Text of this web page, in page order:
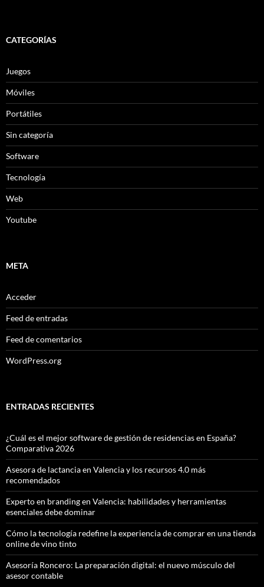
CATEGORÍAS
Juegos
Móviles
Portátiles
Sin categoría
Software
Tecnología
Web
Youtube
META
Acceder
Feed de entradas
Feed de comentarios
WordPress.org
ENTRADAS RECIENTES
¿Cuál es el mejor software de gestión de residencias en España?
Comparativa 2026
Asesora de lactancia en Valencia y los recursos 4.0 más
recomendados
Experto en branding en Valencia: habilidades y herramientas
esenciales debe dominar
Cómo la tecnología redefine la experiencia de comprar en una tienda
online de vino tinto
Asesoría Roncero: La preparación digital: el nuevo músculo del
asesor contable